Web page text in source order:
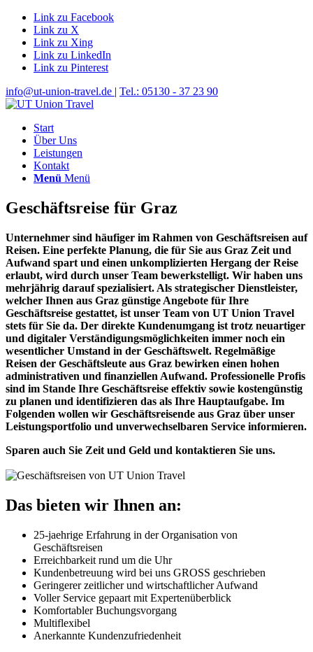
Link zu Facebook
Link zu X
Link zu Xing
Link zu LinkedIn
Link zu Pinterest
info@ut-union-travel.de | Tel.: 05130 - 37 23 90
Start
Über Uns
Leistungen
Kontakt
Menü Menü
Geschäftsreise für Graz
Unternehmer sind häufiger im Rahmen von Geschäftsreisen auf
Reisen. Eine perfekte Planung, die für Sie aus Graz Zeit und
Aufwand spart und einen unkomplizierten Hergang der Reise
erlaubt, wird durch unser Team bewerkstelligt. Wir haben uns
mehrjährig darauf spezialisiert. Als strategischer Dienstleister,
welcher Ihnen aus Graz günstige Angebote für Ihre
Geschäftsreise gestattet, ist unser Team von UT Union Travel
stets für Sie da. Der direkte Kundenumgang ist trotz neuartiger
und digitaler Verständigungsmöglichkeiten immer noch ein
wesentlicher Umstand in der Geschäftswelt. Regelmäßige
Reisen der Geschäftsleute aus Graz bewirken einen hohen
administrativen und finanziellen Aufwand. Professionelle Profis
sind im Stande Ihre Geschäftsreise effektiv sowie kostengünstig
zu planen und identifizieren das als Ihre Hauptaufgabe. Im
Folgenden wollen wir Geschäftsreisende aus Graz über unser
Leistungsportfolio und unverwechselbaren Service informieren.
Sparen auch Sie Zeit und Geld und kontaktieren Sie uns.
Das bieten wir Ihnen an:
25-jaehrige Erfahrung in der Organisation von
Geschäftsreisen
Erreichbarkeit rund um die Uhr
Kundenbetreuung wird bei uns GROSS geschrieben
Geringerer zeitlicher und wirtschaftlicher Aufwand
Voller Service gepaart mit Expertenüberblick
Komfortabler Buchungsvorgang
Multiflexibel
Anerkannte Kundenzufriedenheit